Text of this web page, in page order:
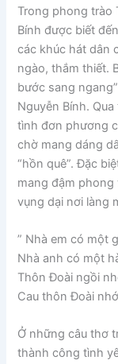
Trong phong trào
Bính được biết
các khúc hát dân
ngào, thắm thiết.
bước sang
Nguyễn Bính.
tình đơn phương
chờ mang dáng
“hồn quê”. Đặc
mang đậm phong
vụng dại nơi làng
” Nhà em có một
Nhà anh có một
Thôn Đoài ngồi
Cau thôn Đoài
Ở những câu thơ
thành công tình